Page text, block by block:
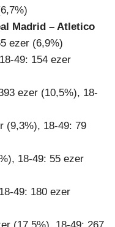
Madrid – Atletico
ezer (6,9%)
49: 154 ezer
ezer (10,5%), 18-
(9,3%), 18-49: 79
18-49: 55 ezer
49: 180 ezer